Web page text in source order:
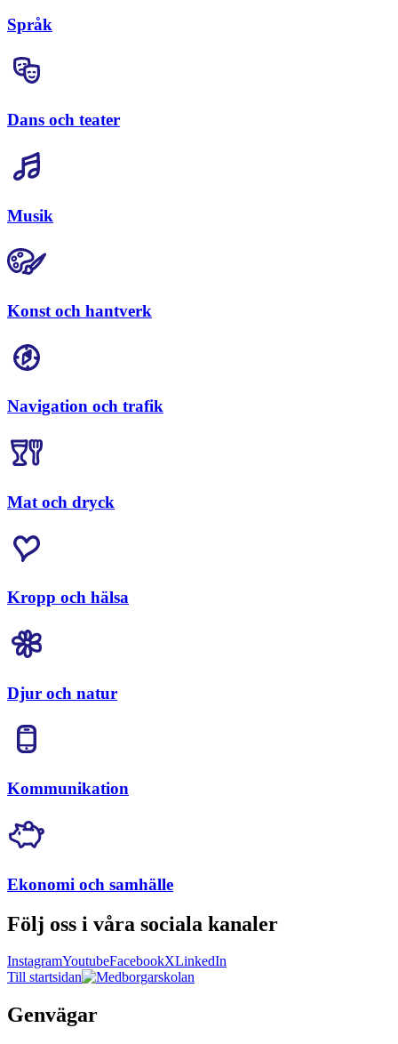
Språk
Dans och teater
Musik
Konst och hantverk
Navigation och trafik
Mat och dryck
Kropp och hälsa
Djur och natur
Kommunikation
Ekonomi och samhälle
Följ oss i våra sociala kanaler
InstagramYoutubeFacebookXLinkedIn
Till startsidan
Genvägar